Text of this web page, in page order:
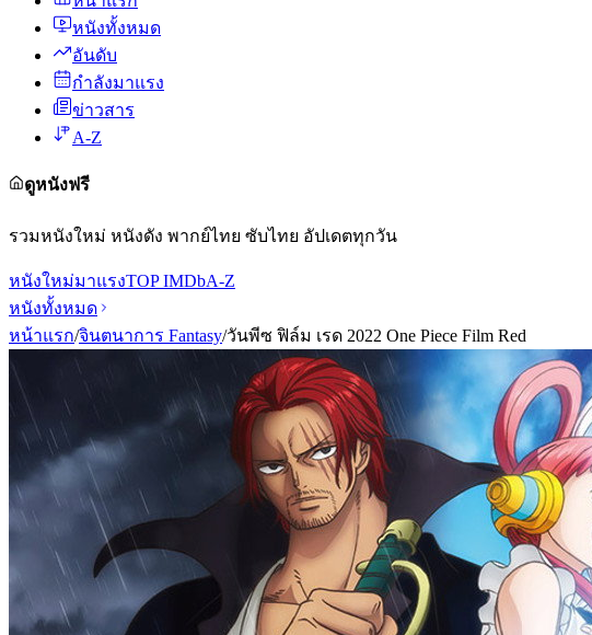
หนังทั้งหมด
อันดับ
กำลังมาแรง
ข่าวสาร
A-Z
ดูหนังฟรี
รวมหนังใหม่ หนังดัง พากย์ไทย ซับไทย อัปเดตทุกวัน
หนังใหม่มาแรงTOP IMDbA-Z
หนังทั้งหมด
หน้าแรก/จินตนาการ Fantasy/วันพีซ ฟิล์ม เรด 2022 One Piece Film Red